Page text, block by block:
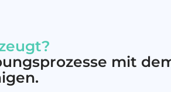
mit